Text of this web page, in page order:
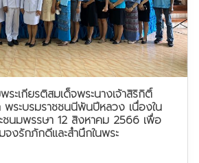
ระเกียรติสมเด็จพระนางเจ้าสิริกิติ์
พระบรมราชชนนีพันปีหลวง เนื่องใน
ชนมพรรษา 12 สิงหาคม 2566 เพื่อ
จงรักภักดีและสำนึกในพระ